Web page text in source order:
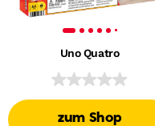
Uno Quatro
zum Shop